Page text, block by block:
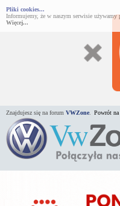
Pliki cookies...
Informujemy, że w naszym serwisie używamy
Więcej...
Znajdujesz się na forum VWZone Powrót na